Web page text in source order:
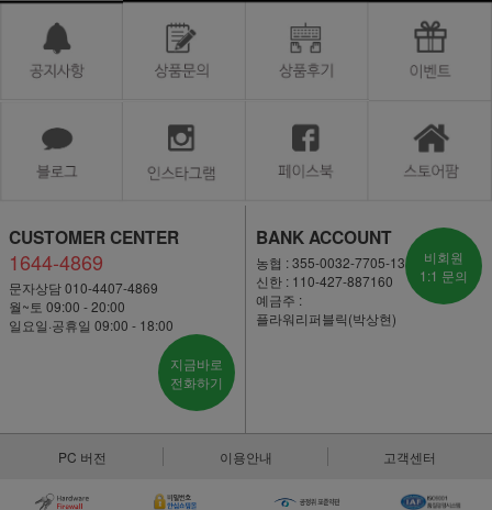
CUSTOMER CENTER
1644-4869
문자상담 010-4407-4869
월~토 09:00 - 20:00
일요일·공휴일 09:00 - 18:00
지금바로
전화하기
BANK ACCOUNT
농협 : 355-0032-7705-13
신한 : 110-427-887160
예금주 :
플라워리퍼블릭(박상현)
비회원
1:1 문의
PC 버전 이용안내 고객센터